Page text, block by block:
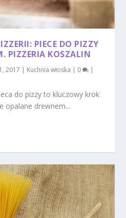
PIECE DO PIZZY
PIZZERIA KOSZALIN
2017 | Kuchnia włoska | 0 |
do pizzy to kluczowy krok
opalane drewnem...